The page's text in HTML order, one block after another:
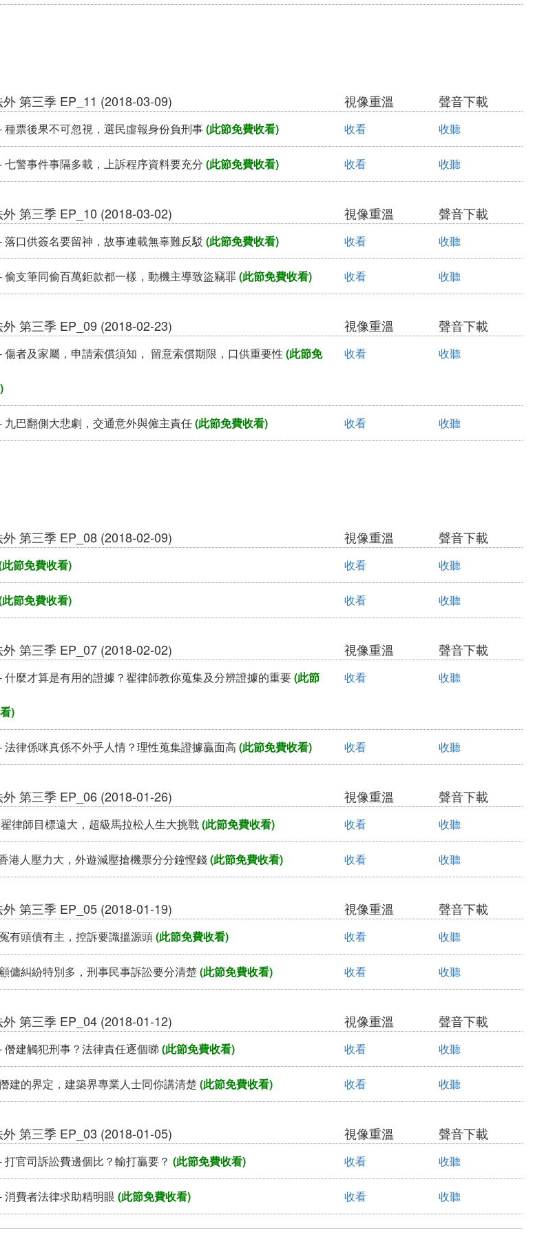
第三季 EP_11 (2018-03-09) 視像重溫 聲音下載
種票後果不可忽視，選民虛報身份負刑事(此節免費收看) 收看 收聽
七警事件事隔多載，上訴程序資料要充分 (此節免費收看) 收看 收聽
第三季 EP_10 (2018-03-02) 視像重溫 聲音下載
落口供簽名要留神，故事連載無辜難反駁 (此節免費收看) 收看 收聽
偷支筆同偷百萬鉅款都一樣，動機主導致盜竊罪(此節免費收看) 收看 收聽
第三季 EP_09 (2018-02-23) 視像重溫 聲音下載
傷者及家屬，申請索償須知， 留意索償期限，口供重要性 (此節免 收看 收聽
九巴翻側大悲劇，交通意外與僱主責任(此節免費收看) 收看 收聽
第三季 EP_08 (2018-02-09) 視像重溫 聲音下載
節免費收看) 收看 收聽
節免費收看) 收看 收聽
第三季 EP_07 (2018-02-02) 視像重溫 聲音下載
什麼才算是有用的證據？翟律師教你蒐集及分辨證據的重要(此節
)
收看 收聽
法律係咪真係不外乎人情？理性蒐集證據贏面高 (此節免費收看) 收看 收聽
第三季 EP_06 (2018-01-26) 視像重溫 聲音下載
律師目標遠大，超級馬拉松人生大挑戰(此節免費收看) 收看 收聽
港人壓力大，外遊減壓搶機票分分鐘慳錢(此節免費收看) 收看 收聽
第三季 EP_05 (2018-01-19) 視像重溫 聲音下載
有頭債有主，控訴要識搵源頭(此節免費收看) 收看 收聽
傭糾紛特別多，刑事民事訴訟要分清楚(此節免費收看) 收看 收聽
第三季 EP_04 (2018-01-12) 視像重溫 聲音下載
僭建觸犯刑事？法律責任逐個睇 (此節免費收看) 收看 收聽
建的界定，建築界專業人士同你講清楚(此節免費收看) 收看 收聽
第三季 EP_03 (2018-01-05) 視像重溫 聲音下載
打官司訴訟費邊個比？輸打贏要？ (此節免費收看) 收看 收聽
消費者法律求助精明眼 (此節免費收看) 收看 收聽